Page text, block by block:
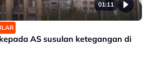
01:11
AS susulan ketegangan di